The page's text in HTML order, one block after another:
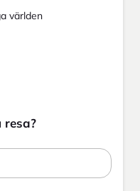
världen
resa?